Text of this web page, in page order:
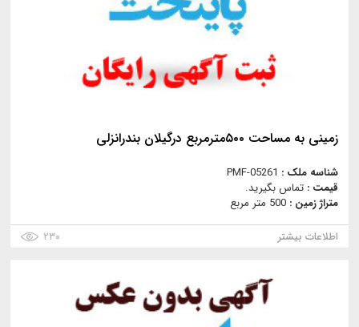
زمینی به مساحت ۵۰۰مترمربع درگیلان بندرانزلی
شناسه ملک : PMF-05261
قیمت : تماس بگیرید.
متراژ زمین : 500 متر مربع
اطلاعات بیشتر
۲۳۰